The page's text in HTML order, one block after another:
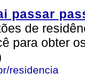
passar
de
para obter
residencia